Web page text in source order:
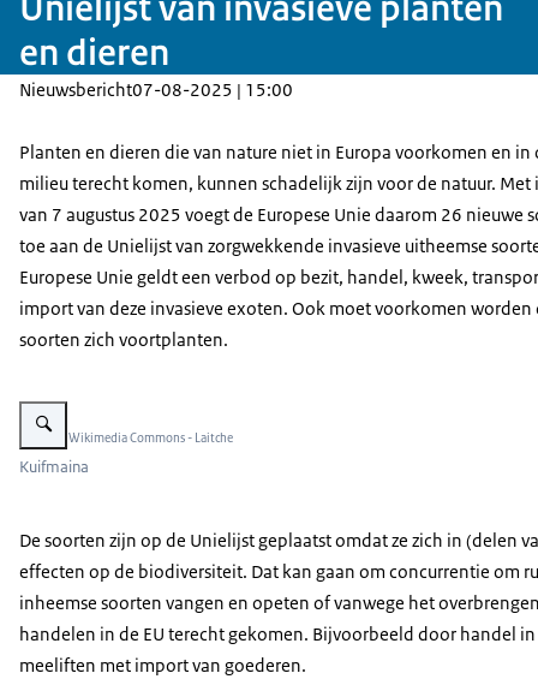
en dieren
Nieuwsbericht07-08-2025 | 15:00
Planten en dieren die van nature niet in Europa voorkomen en in
milieu terecht komen, kunnen schadelijk zijn voor de natuur. Met
van 7 augustus 2025 voegt de Europese Unie daarom 26 nieuwe
toe aan de Unielijst van zorgwekkende invasieve uitheemse
Europese Unie geldt een verbod op bezit, handel, kweek,
import van deze invasieve exoten. Ook moet voorkomen worden
soorten zich voortplanten.
Vergroot afbeelding Kuifmaina
Beeld: © Wikimedia Commons - Laitche
Kuifmaina
De soorten zijn op de Unielijst geplaatst omdat ze zich in (delen
effecten op de biodiversiteit. Dat kan gaan om concurrentie om
inheemse soorten vangen en opeten of vanwege het
handelen in de EU terecht gekomen. Bijvoorbeeld door handel
meeliften met import van goederen.